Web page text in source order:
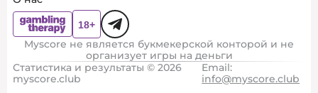
Myscore не является букмекерской конторой и не
организует игры на деньги
Статистика и результаты © 2026
myscore.club
Email:
info@myscore.club